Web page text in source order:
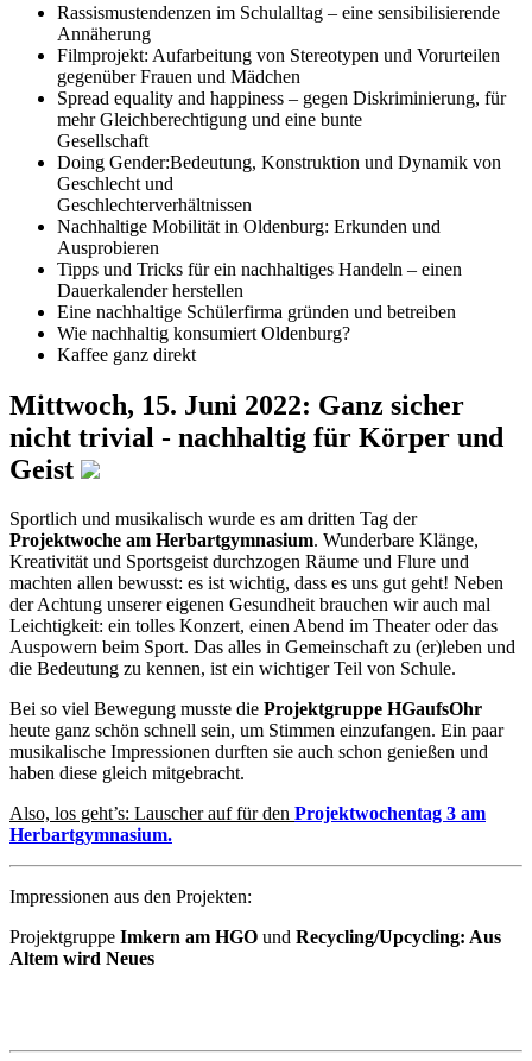
Rassismustendenzen im Schulalltag – eine sensibilisierende
Annäherung
Filmprojekt: Aufarbeitung von Stereotypen und Vorurteilen
gegenüber Frauen und Mädchen
Spread equality and happiness – gegen Diskriminierung, für
mehr Gleichberechtigung und eine bunte
Gesellschaft
Doing Gender:Bedeutung, Konstruktion und Dynamik von
Geschlecht und
Geschlechterverhältnissen
Nachhaltige Mobilität in Oldenburg: Erkunden und
Ausprobieren
Tipps und Tricks für ein nachhaltiges Handeln – einen
Dauerkalender herstellen
Eine nachhaltige Schülerfirma gründen und betreiben
Wie nachhaltig konsumiert Oldenburg?
Kaffee ganz direkt
Mittwoch, 15. Juni 2022: Ganz sicher
nicht trivial - nachhaltig für Körper und
Geist
Sportlich und musikalisch wurde es am dritten Tag der
Projektwoche am Herbartgymnasium. Wunderbare Klänge,
Kreativität und Sportsgeist durchzogen Räume und Flure und
machten allen bewusst: es ist wichtig, dass es uns gut geht! Neben
der Achtung unserer eigenen Gesundheit brauchen wir auch mal
Leichtigkeit: ein tolles Konzert, einen Abend im Theater oder das
Auspowern beim Sport. Das alles in Gemeinschaft zu (er)leben und
die Bedeutung zu kennen, ist ein wichtiger Teil von Schule.
Bei so viel Bewegung musste die Projektgruppe HGaufsOhr
heute ganz schön schnell sein, um Stimmen einzufangen. Ein paar
musikalische Impressionen durften sie auch schon genießen und
haben diese gleich mitgebracht.
Also, los geht’s: Lauscher auf für den Projektwochentag 3 am
Herbartgymnasium.
Impressionen aus den Projekten:
Projektgruppe Imkern am HGO und Recycling/Upcycling: Aus
Altem wird Neues